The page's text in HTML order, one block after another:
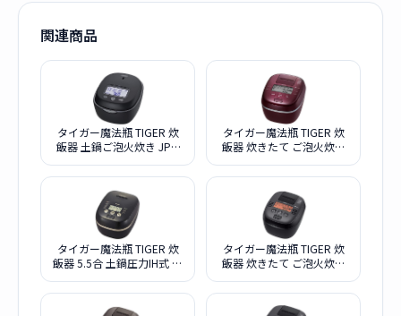
関連商品
タイガー魔法瓶 TIGER 炊
飯器 土鍋ご泡火炊き JPL-
ラック
タイガー魔法瓶 TIGER 炊
飯器 炊きたて ご泡火炊き
タイガー魔法瓶 TIGER 炊
飯器 5.5合 土鍋圧力IH式 ご
タイガー魔法瓶 TIGER 炊
飯器 炊きたて ご泡火炊き